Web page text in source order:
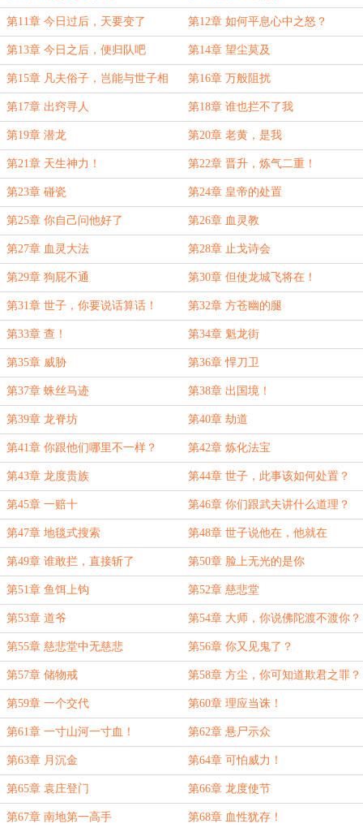
第11章 今日过后，天要变了 第12章 如何平息心中之怒？
第13章 今日之后，便归队吧 第14章 望尘莫及
第15章 凡夫俗子，岂能与世子相
比？
第16章 万般阻扰
第17章 出窍寻人 第18章 谁也拦不了我
第19章 潜龙 第20章 老黄，是我
第21章 天生神力！ 第22章 晋升，炼气二重！
第23章 碰瓷 第24章 皇帝的处置
第25章 你自己问他好了 第26章 血灵教
第27章 血灵大法 第28章 止戈诗会
第29章 狗屁不通 第30章 但使龙城飞将在！
第31章 世子，你要说话算话！ 第32章 方苍幽的腿
第33章 查！ 第34章 魁龙街
第35章 威胁 第36章 悍刀卫
第37章 蛛丝马迹 第38章 出国境！
第39章 龙脊坊 第40章 劫道
第41章 你跟他们哪里不一样？ 第42章 炼化法宝
第43章 龙度贵族 第44章 世子，此事该如何处置？
第45章 一赔十 第46章 你们跟武夫讲什么道理？
第47章 地毯式搜索 第48章 世子说他在，他就在
第49章 谁敢拦，直接斩了 第50章 脸上无光的是你
第51章 鱼饵上钩 第52章 慈悲堂
第53章 道爷 第54章 大师，你说佛陀渡不渡你？
第55章 慈悲堂中无慈悲 第56章 你又见鬼了？
第57章 储物戒 第58章 方尘，你可知道欺君之罪？
第59章 一个交代 第60章 理应当诛！
第61章 一寸山河一寸血！ 第62章 悬尸示众
第63章 月沉金 第64章 可怕威力！
第65章 袁庄登门 第66章 龙度使节
第67章 南地第一高手 第68章 血性犹存！